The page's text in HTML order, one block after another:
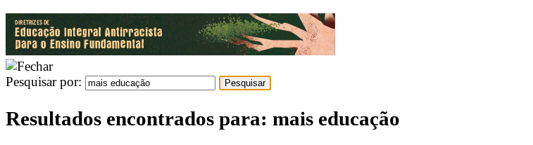
Pesquisar por:
Resultados encontrados para: mais educação